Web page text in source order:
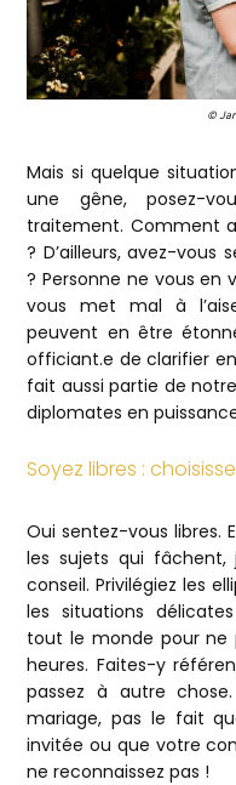
©
Mais si quelque
une gêne, posez-
traitement. Comment
? D’ailleurs, avez-vous
? Personne ne vous en
vous met mal à
peuvent en être
officiant.e de clarifier
fait aussi partie de
diplomates en
Soyez libres :
Oui sentez-vous libres.
les sujets qui fâchent,
conseil. Privilégiez les
les situations
tout le monde pour ne
heures. Faites-y
passez à autre
mariage, pas le fait
invitée ou que votre
ne reconnaissez pas !